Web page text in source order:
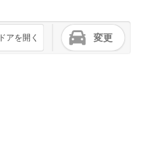
ドアを開く 変更